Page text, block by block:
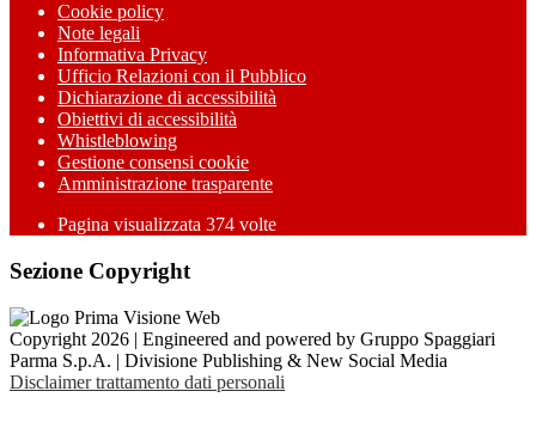
Cookie policy
Note legali
Informativa Privacy
Ufficio Relazioni con il Pubblico
Dichiarazione di accessibilità
Obiettivi di accessibilità
Whistleblowing
Gestione consensi cookie
Amministrazione trasparente
Pagina visualizzata 374 volte
Sezione Copyright
Copyright 2026 | Engineered and powered by Gruppo Spaggiari
Parma S.p.A. | Divisione Publishing & New Social Media
Disclaimer trattamento dati personali